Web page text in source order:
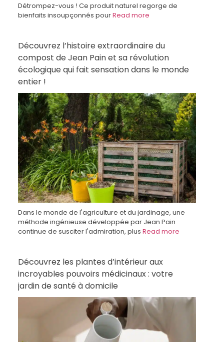
Détrompez-vous ! Ce produit naturel regorge de
bienfaits insoupçonnés pourRead more
Découvrez l’histoire extraordinaire du
compost de Jean Pain et sa révolution
écologique qui fait sensation dans le monde
entier !
Dans le monde de l'agriculture et du jardinage, une
méthode ingénieuse développée par Jean Pain
continue de susciter l'admiration, plus Read more
Découvrez les plantes d’intérieur aux
incroyables pouvoirs médicinaux : votre
jardin de santé à domicile